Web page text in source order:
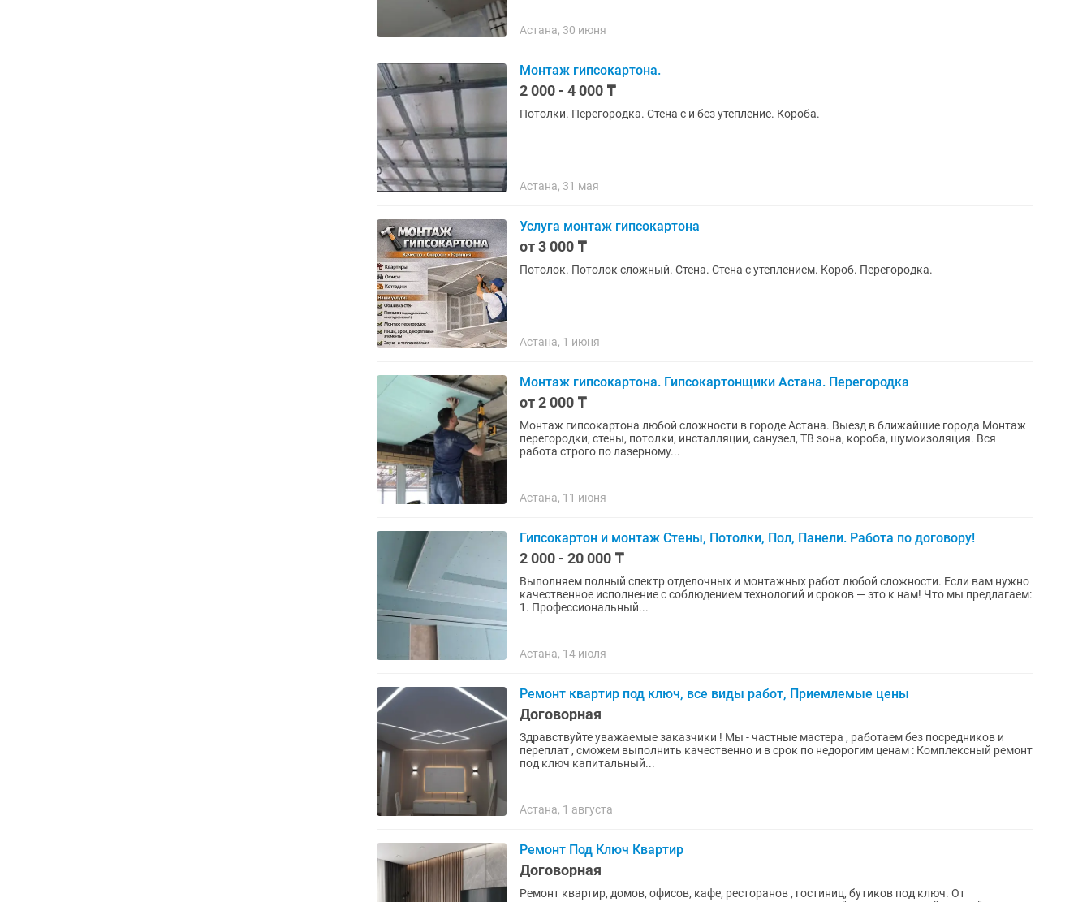
Астана, 30 июня
Монтаж гипсокартона.
2 000 - 4 000 ₸
Потолки. Перегородка. Стена с и без утепление. Короба.
Астана, 31 мая
Услуга монтаж гипсокартона
от 3 000 ₸
Потолок. Потолок сложный. Стена. Стена с утеплением. Короб. Перегородка.
Астана, 1 июня
Монтаж гипсокартона. Гипсокартонщики Астана. Перегородка
от 2 000 ₸
Монтаж гипсокартона любой сложности в городе Астана. Выезд в ближайшие города Монтаж
перегородки, стены, потолки, инсталляции, санузел, ТВ зона, короба, шумоизоляция. Вся
работа строго по лазерному...
Астана, 11 июня
Гипсокартон и монтаж Стены, Потолки, Пол, Панели. Работа по договору!
2 000 - 20 000 ₸
Выполняем полный спектр отделочных и монтажных работ любой сложности. Если вам нужно
качественное исполнение с соблюдением технологий и сроков — это к нам! Что мы предлагаем:
1. Профессиональный...
Астана, 14 июля
Ремонт квартир под ключ, все виды работ, Приемлемые цены
Договорная
Здравствуйте уважаемые заказчики ! Мы - частные мастера , работаем без посредников и
переплат , сможем выполнить качественно и в срок по недорогим ценам : Комплексный ремонт
под ключ капитальный...
Астана, 1 августа
Ремонт Под Ключ Квартир
Договорная
Ремонт квартир, домов, офисов, кафе, ресторанов , гостиниц, бутиков под ключ. От